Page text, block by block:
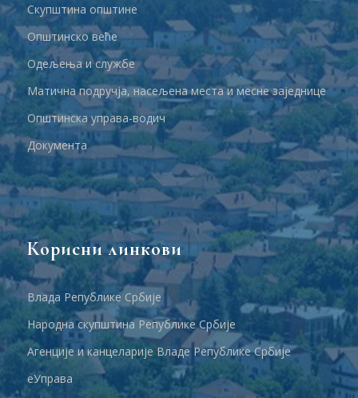
Скупштина општине
Општинско веће
Одељења и службе
Матична подручја, насељена места и месне заједнице
Општинска управа-водич
Документа
Корисни линкови
Влада Републике Србије
Народна скупштина Републике Србије
Агенције и канцеларије Владе Републике Србије
еУправа